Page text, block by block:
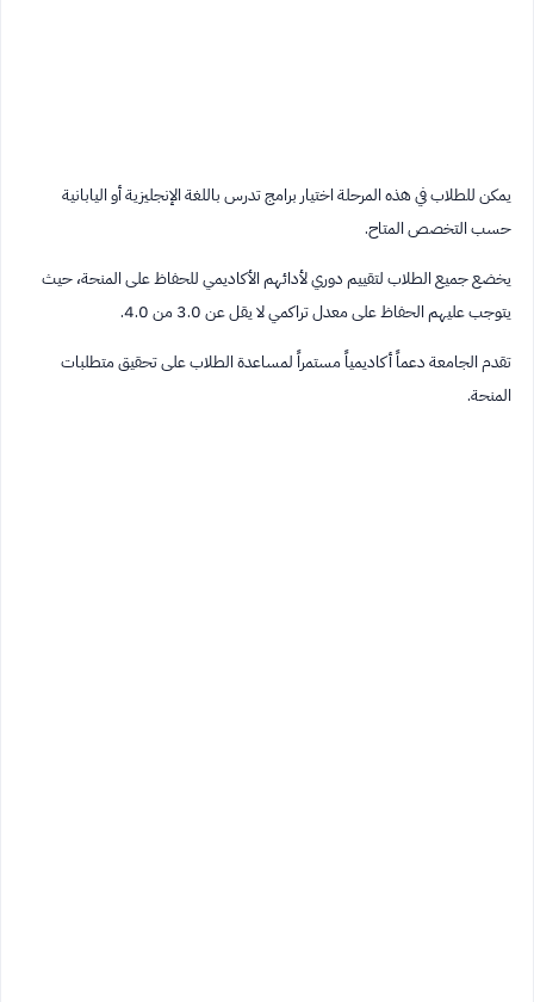
يمكن للطلاب في هذه المرحلة اختيار برامج تدرس باللغة الإنجليزية أو اليابانية
حسب التخصص المتاح.
يخضع جميع الطلاب لتقييم دوري لأدائهم الأكاديمي للحفاظ على المنحة، حيث
يتوجب عليهم الحفاظ على معدل تراكمي لا يقل عن 3.0 من 4.0.
تقدم الجامعة دعماً أكاديمياً مستمراً لمساعدة الطلاب على تحقيق متطلبات
المنحة.